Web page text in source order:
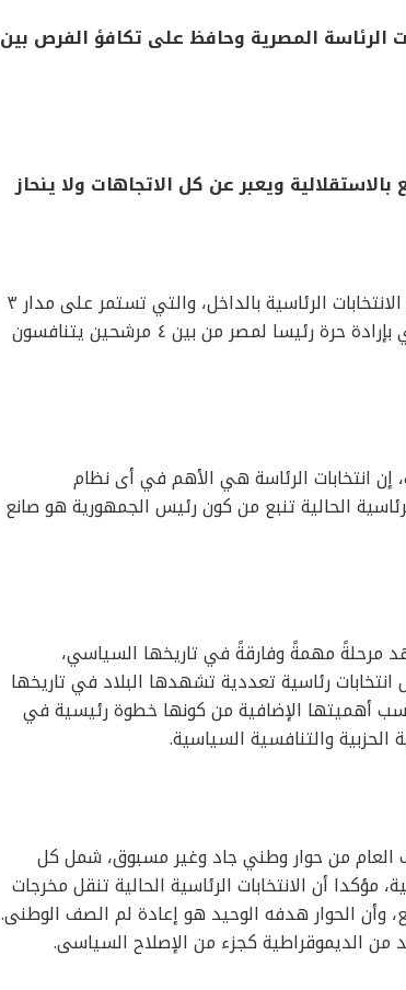
الرئاسة المصرية وحافظ على تكافؤ الفرص بين
ويعبر عن كل الاتجاهات ولا ينحاز
ساعات قليلة تفصلنا عن انطلاق التصويت في سباق الانتخابات الرئاسية بالداخل، والتي تستمر على مدار ٣
أيام هي ١٠ و١١ و١٢ ديسمبر، ليختار الشعب المصري بإرادة حرة رئيسا لمصر من بين ٤ مرشحين يتنافسون
إن انتخابات الرئاسة هي الأهم في أى نظام
الحالية تنبع من كون رئيس الجمهورية هو صانع
مرحلةً مهمةً وفارقةً في تاريخها السياسي،
2024، التي تُعد خامس انتخابات رئاسية تعددية تشهدها البلاد في تاريخها
مشيرا إلى أن الانتخابات الرئاسية 2024 تكتسب أهميتها الإضافية من كونها خطوة رئيسية في
الحزبية والتنافسية السياسية.
العام من حوار وطني جاد وغير مسبوق، شمل كل
مؤكدا أن الانتخابات الرئاسية الحالية تنقل مخرجات
الحوار هدفه الوحيد هو إعادة لم الصف الوطنى.
من الديموقراطية كجزء من الإصلاح السياسى.